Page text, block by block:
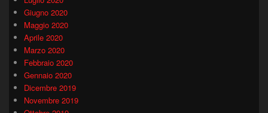
Giugno 2020
Maggio 2020
Aprile 2020
Marzo 2020
Febbraio 2020
Gennaio 2020
Dicembre 2019
Novembre 2019